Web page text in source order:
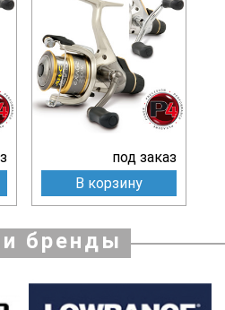
под заказ
В корзину
бренды